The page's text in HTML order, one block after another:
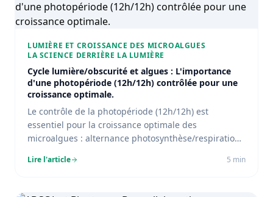
LUMIÈRE ET CROISSANCE DES MICROALGUES
LA SCIENCE DERRIÈRE LA LUMIÈRE
Cycle lumière/obscurité et algues : L'importance
d'une photopériode (12h/12h) contrôlée pour une
croissance optimale.
Le contrôle de la photopériode (12h/12h) est
essentiel pour la croissance optimale des
microalgues : alternance photosynthèse/respiration,
Lire l'article 5 min